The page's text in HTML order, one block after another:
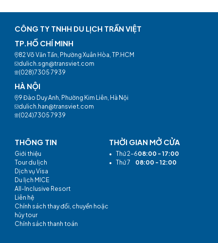
CÔNG TY TNHH DU LỊCH TRẦN VIỆT
TP.HỒ CHÍ MINH
82 Võ Văn Tần, Phường Xuân Hòa, TP.HCM
dulich.sgn@transviet.com
(028)7305 7939
HÀ NỘI
9 Đào Duy Anh, Phường Kim Liên, Hà Nội
dulich.han@transviet.com
(024)7305 7939
THÔNG TIN
Giới thiệu
Tour du lịch
Dịch vụ Visa
Du lịch MICE
All-Inclusive Resort
Liên hệ
Chính sách thay đổi, chuyển hoặc
hủy tour
Chính sách thanh toán
THỜI GIAN MỞ CỬA
• Thứ 2-608:00 - 17:00
• Thứ 7 08:00 - 12:00